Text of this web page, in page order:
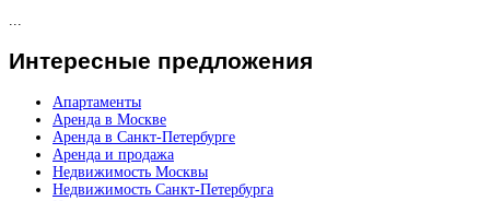
Интересные предложения
Апартаменты
Аренда в Москве
Аренда в Санкт-Петербурге
Аренда и продажа
Недвижимость Москвы
Недвижимость Санкт-Петербурга